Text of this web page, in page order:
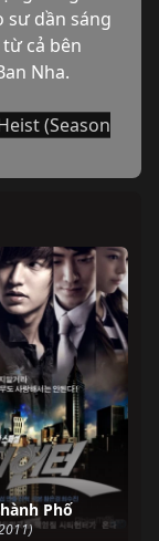
sư dần sáng
cả bên
Nha.
(Season
Phố